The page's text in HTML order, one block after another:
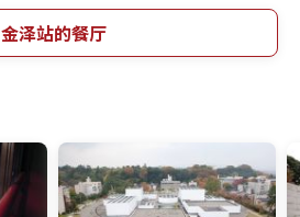
金泽站的餐厅